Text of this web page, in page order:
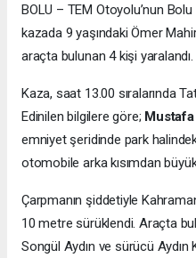
BOLU – TEM Otoyolu’nun
kazada 9 yaşındaki Ömer
araçta bulunan 4 kişi yaralandı.
Kaza, saat 13.00 sıralarında
Edinilen bilgilere göre;
emniyet şeridinde park
otomobile arka kısımdan
Çarpmanın şiddetiyle
10 metre sürüklendi. Araçta
Songül Aydın ve sürücü